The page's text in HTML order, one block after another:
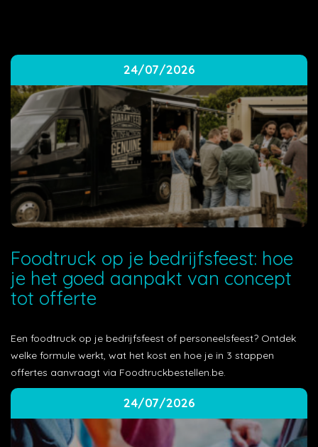
24/07/2026
Foodtruck op je bedrijfsfeest: hoe
je het goed aanpakt van concept
tot offerte
Een foodtruck op je bedrijfsfeest of personeelsfeest? Ontdek
welke formule werkt, wat het kost en hoe je in 3 stappen
offertes aanvraagt via Foodtruckbestellen.be.
24/07/2026